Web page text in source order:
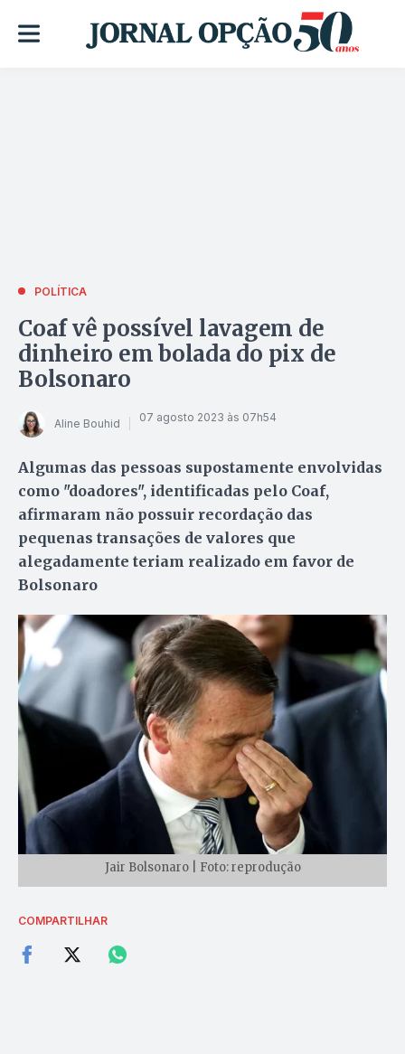
POLÍTICA
Coaf vê possível lavagem de
dinheiro em bolada do pix de
Bolsonaro
Aline Bouhid 07 agosto 2023 às 07h54
Algumas das pessoas supostamente envolvidas
como "doadores", identificadas pelo Coaf,
afirmaram não possuir recordação das
pequenas transações de valores que
alegadamente teriam realizado em favor de
Bolsonaro
Jair Bolsonaro | Foto: reprodução
COMPARTILHAR